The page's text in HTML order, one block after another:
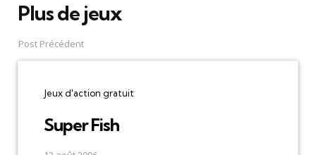
Plus de jeux
Post
navigation
Post Précédent
Jeux d'action gratuit
Super Fish